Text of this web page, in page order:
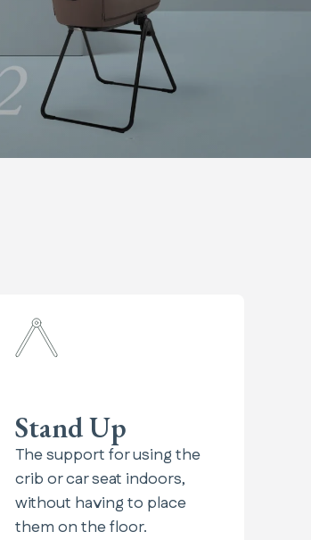
Stand Up
The support for using the
crib or car seat indoors,
without having to place
them on the floor.